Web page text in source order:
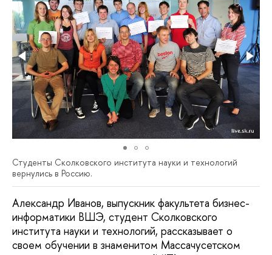
Студенты Сколковского института науки и технологий
вернулись в Россию.
Александр Иванов, выпускник факультета бизнес-
информатики ВШЭ, студент Сколковского
института науки и технологий, рассказывает о
своем обучении в знаменитом Массачусетском